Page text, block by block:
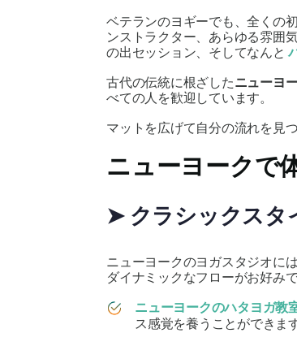
ベテランのヨギーでも、全くの
ンストラクター、あらゆる雰囲
の出セッション、そしてなんと
古代の伝統に根ざしたニューヨ
べての人を歓迎しています。
マットを広げて自分の流れを見
ニューヨークで
➤ クラシックスタ
ニューヨークのヨガスタジオに
ダイナミックなフローがお好み
ニューヨークのハタヨガ教
ス感覚を養うことができます